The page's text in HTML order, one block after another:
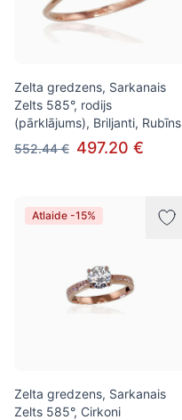
Zelta gredzens, Sarkanais
Zelts 585°, rodijs
(pārklājums), Briljanti, Rubīns
552.44 € 497.20 €
Atlaide -15%
Zelta gredzens, Sarkanais
Zelts 585°, Cirkoni